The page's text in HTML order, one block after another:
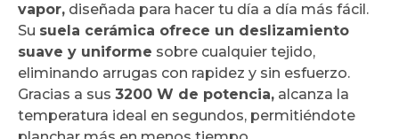
vapor, diseñada para hacer tu día a día más fácil.
Su suela cerámica ofrece un deslizamiento
suave y uniforme sobre cualquier tejido,
eliminando arrugas con rapidez y sin esfuerzo.
Gracias a sus 3200 W de potencia, alcanza la
temperatura ideal en segundos, permitiéndote